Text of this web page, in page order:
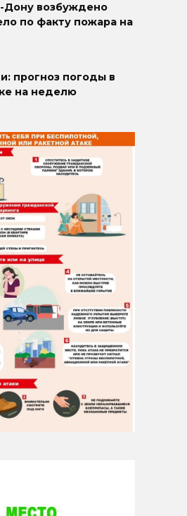
Дону возбуждено
по факту пожара на
прогноз погоды в
на неделю